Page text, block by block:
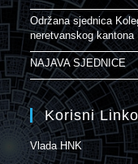
Održana sjednica
neretvanskog kantona
NAJAVA SJEDNICE
Korisni
Vlada HNK